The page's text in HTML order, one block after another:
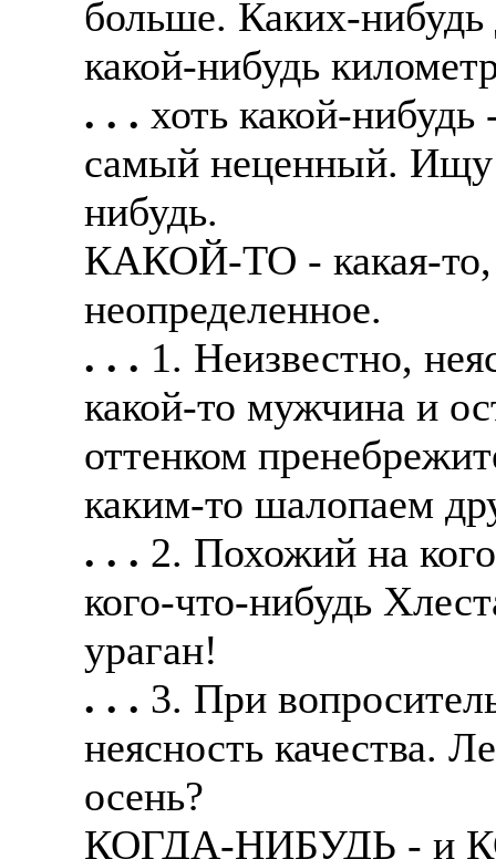
больше. Каких-нибудь
какой-нибудь
. . . хоть какой-
самый неценный. Ищу
нибудь.
КАКОЙ-ТО - какая-то,
неопределенное.
. . . 1. Неизвестно,
какой-то мужчина и
оттенком
каким-то шалопаем
. . . 2. Похожий на
кого-что-нибудь
ураган!
. . . 3. При
неясность качества.
осень?
КОГДА-НИБУДЬ - и